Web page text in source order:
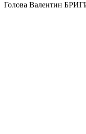
Голова Валентин